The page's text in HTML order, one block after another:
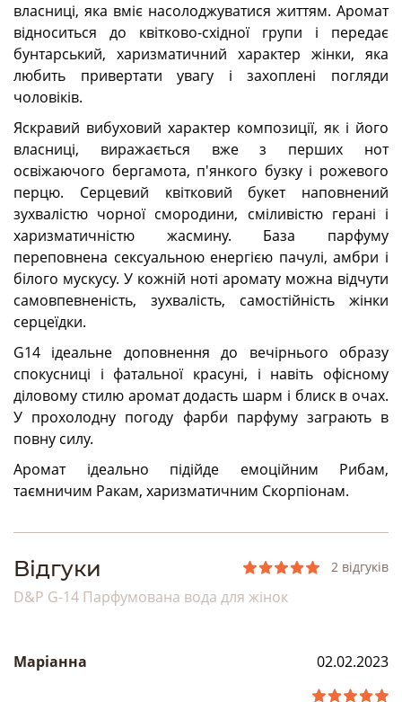
власниці, яка вміє насолоджуватися життям. Аромат
відноситься до квітково-східної групи і передає
бунтарський, харизматичний характер жінки, яка
любить привертати увагу і захоплені погляди
чоловіків.
Яскравий вибуховий характер композиції, як і його
власниці, виражається вже з перших нот
освіжаючого бергамота, п'янкого бузку і рожевого
перцю. Серцевий квітковий букет наповнений
зухвалістю чорної смородини, сміливістю герані і
харизматичністю жасмину. База парфуму
переповнена сексуальною енергією пачулі, амбри і
білого мускусу. У кожній ноті аромату можна відчути
самовпевненість, зухвалість, самостійність жінки
серцеїдки.
G14 ідеальне доповнення до вечірнього образу
спокусниці і фатальної красуні, і навіть офісному
діловому стилю аромат додасть шарм і блиск в очах.
У прохолодну погоду фарби парфуму заграють в
повну силу.
Аромат ідеально підійде емоційним Рибам,
таємничим Ракам, харизматичним Скорпіонам.
Bідгуки
D&P G-14 Парфумована вода для жінок
2 відгуків
Маріанна 02.02.2023